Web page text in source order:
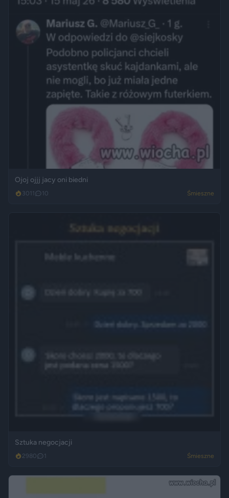
Ojoj ojjj jacy oni biedni
3011 10 Śmieszne
Sztuka negocjacji
2980 1 Śmieszne